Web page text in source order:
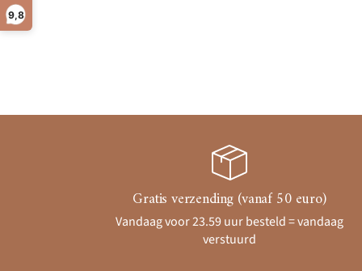
9,8
Gratis verzending (vanaf 50 euro)
Vandaag voor 23.59 uur besteld = vandaag
verstuurd